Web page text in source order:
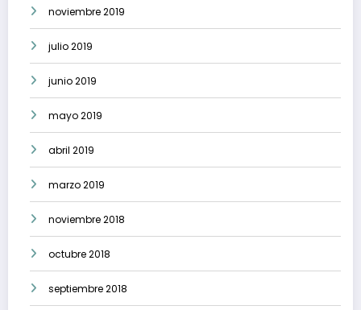
noviembre 2019
julio 2019
junio 2019
mayo 2019
abril 2019
marzo 2019
noviembre 2018
octubre 2018
septiembre 2018